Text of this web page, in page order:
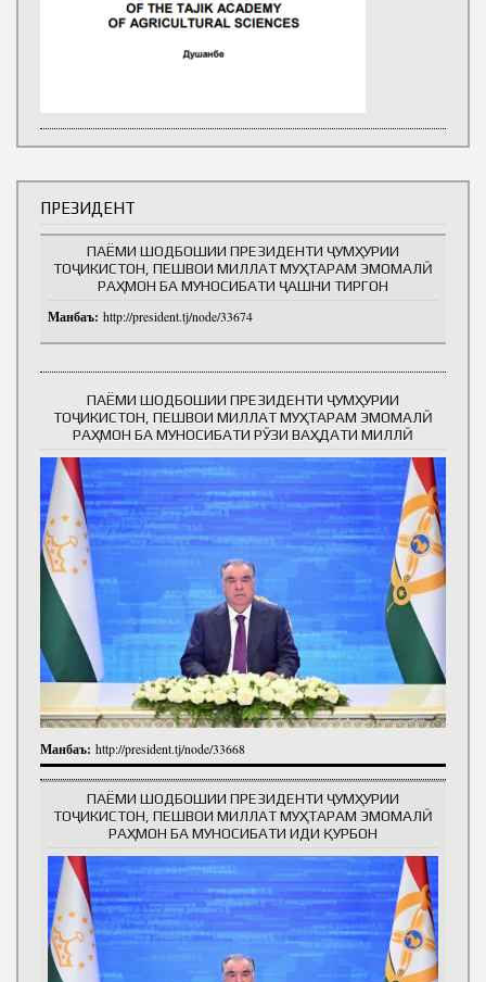
ПРЕЗИДЕНТ
ПАЁМИ ШОДБОШИИ ПРЕЗИДЕНТИ ҶУМҲУРИИ
ТОҶИКИСТОН, ПЕШВОИ МИЛЛАТ МУҲТАРАМ ЭМОМАЛӢ
РАҲМОН БА МУНОСИБАТИ ҶАШНИ ТИРГОН
Манбаъ: http://president.tj/node/33674
ПАЁМИ ШОДБОШИИ ПРЕЗИДЕНТИ ҶУМҲУРИИ
ТОҶИКИСТОН, ПЕШВОИ МИЛЛАТ МУҲТАРАМ ЭМОМАЛӢ
РАҲМОН БА МУНОСИБАТИ РӮЗИ ВАҲДАТИ МИЛЛӢ
Манбаъ: http://president.tj/node/33668
ПАЁМИ ШОДБОШИИ ПРЕЗИДЕНТИ ҶУМҲУРИИ
ТОҶИКИСТОН, ПЕШВОИ МИЛЛАТ МУҲТАРАМ ЭМОМАЛӢ
РАҲМОН БА МУНОСИБАТИ ИДИ ҚУРБОН